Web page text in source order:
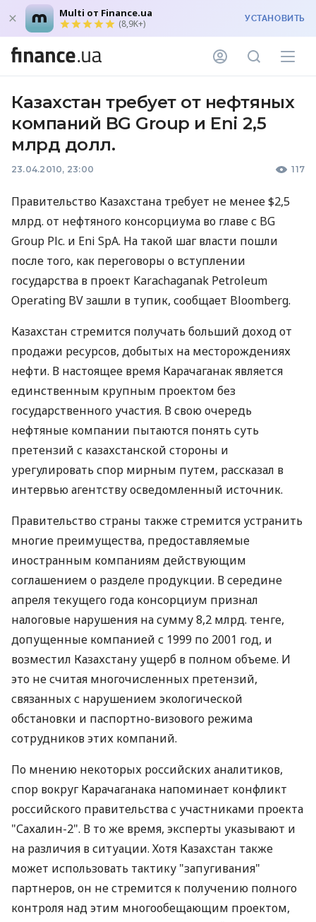
Multi от Finance.ua
(8,9K+) УСТАНОВИТЬ
Казахстан требует от нефтяных
компаний BG Group и Eni 2,5
млрд долл.
23.04.2010, 23:00 117
Правительство Казахстана требует не менее $2,5
млрд. от нефтяного консорциума во главе с BG
Group Plc. и Eni SpA. На такой шаг власти пошли
после того, как переговоры о вступлении
государства в проект Karachaganak Petroleum
Operating BV зашли в тупик, сообщает Bloomberg.
Казахстан стремится получать больший доход от
продажи ресурсов, добытых на месторождениях
нефти. В настоящее время Карачаганак является
единственным крупным проектом без
государственного участия. В свою очередь
нефтяные компании пытаются понять суть
претензий с казахстанской стороны и
урегулировать спор мирным путем, рассказал в
интервью агентству осведомленный источник.
Правительство страны также стремится устранить
многие преимущества, предоставляемые
иностранным компаниям действующим
соглашением о разделе продукции. В середине
апреля текущего года консорциум признал
налоговые нарушения на сумму 8,2 млрд. тенге,
допущенные компанией с 1999 по 2001 год, и
возместил Казахстану ущерб в полном объеме. И
это не считая многочисленных претензий,
связанных с нарушением экологической
обстановки и паспортно-визового режима
сотрудников этих компаний.
По мнению некоторых российских аналитиков,
спор вокруг Карачаганака напоминает конфликт
российского правительства с участниками проекта
"Сахалин-2". В то же время, эксперты указывают и
на различия в ситуации. Хотя Казахстан также
может использовать тактику "запугивания"
партнеров, он не стремится к получению полного
контроля над этим многообещающим проектом,